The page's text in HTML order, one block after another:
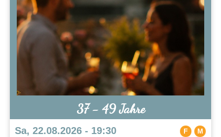
37 - 49 Jahre
Sa, 22.08.2026 - 19:30 F M